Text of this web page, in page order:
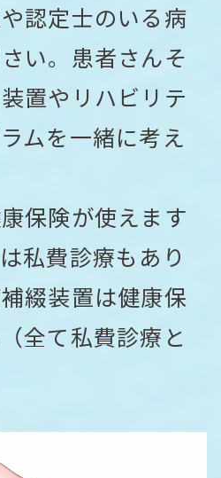
認定士のいる病
い。患者さんそ
置やリハビリテ
ムを一緒に考え
保険が使えます
私費診療もあり
綴装置は健康保
全て私費診療と